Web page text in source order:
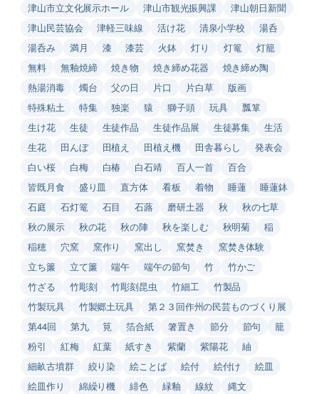
津山市立文化展示ホール
津山市観光振興課
津山朝日新聞
津山民芸協会
津軽三味線 活け花 清泉小学校
湯呑
湯呑み
満月 漆 漆芸 火鉢 灯り 灯篭
灯籠
無料
無釉焼締 焼き物 焼き締め花器
焼き締め陶
熱湯消毒
燭台 父の日 片口 片白草
版画
特殊粘土
特集 独楽 猿 獅子頭 玩具
瓢箪
生け花
生徒 生徒作品 生徒作品展 生徒募集
生活
生花
田んぼ 田植え 田植え機 田舎暮らし
発表会
白い桜
白梅 白椿 白石靖 百人一首
百合
皆既月食
盛り皿 直方体 看板 着物 睡蓮
睡蓮鉢
石庭
石灯篭 石目 石蕗 磨研土器 秋
秋の七草
秋の展示
秋の花 秋の陣 秋を楽しむ 秋明菊
稲
稲穂
穴窯 窯作り 窯出し 窯焚き
窯焚き体験
立ち簾
立て簾 端午 端午の節句 竹
竹かご
竹ざる
竹彫刻 竹彫刻昆虫 竹細工
竹製品
竹製玩具
竹製郷土玩具
第２３回作州の民芸ものづくり展
第44回
第九 筧 箔合紙 箸置き 節分 節句
籠
粉引
紅梅 紅葉 紙すき 紫蘭 紫陽花
紬
細畝古墳群
絞り染 絵ことば 絵付 絵付け
絵皿
絵皿作り
綿繰り機 緋色 緑釉 線紋
縄文